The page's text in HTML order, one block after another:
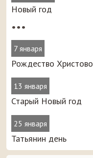
Новый год
•••
7 января
Рождество Христово
13 января
Старый Новый год
25 января
Татьянин день